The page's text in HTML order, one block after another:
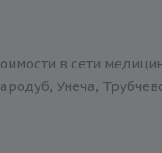
в сети
Унеча,